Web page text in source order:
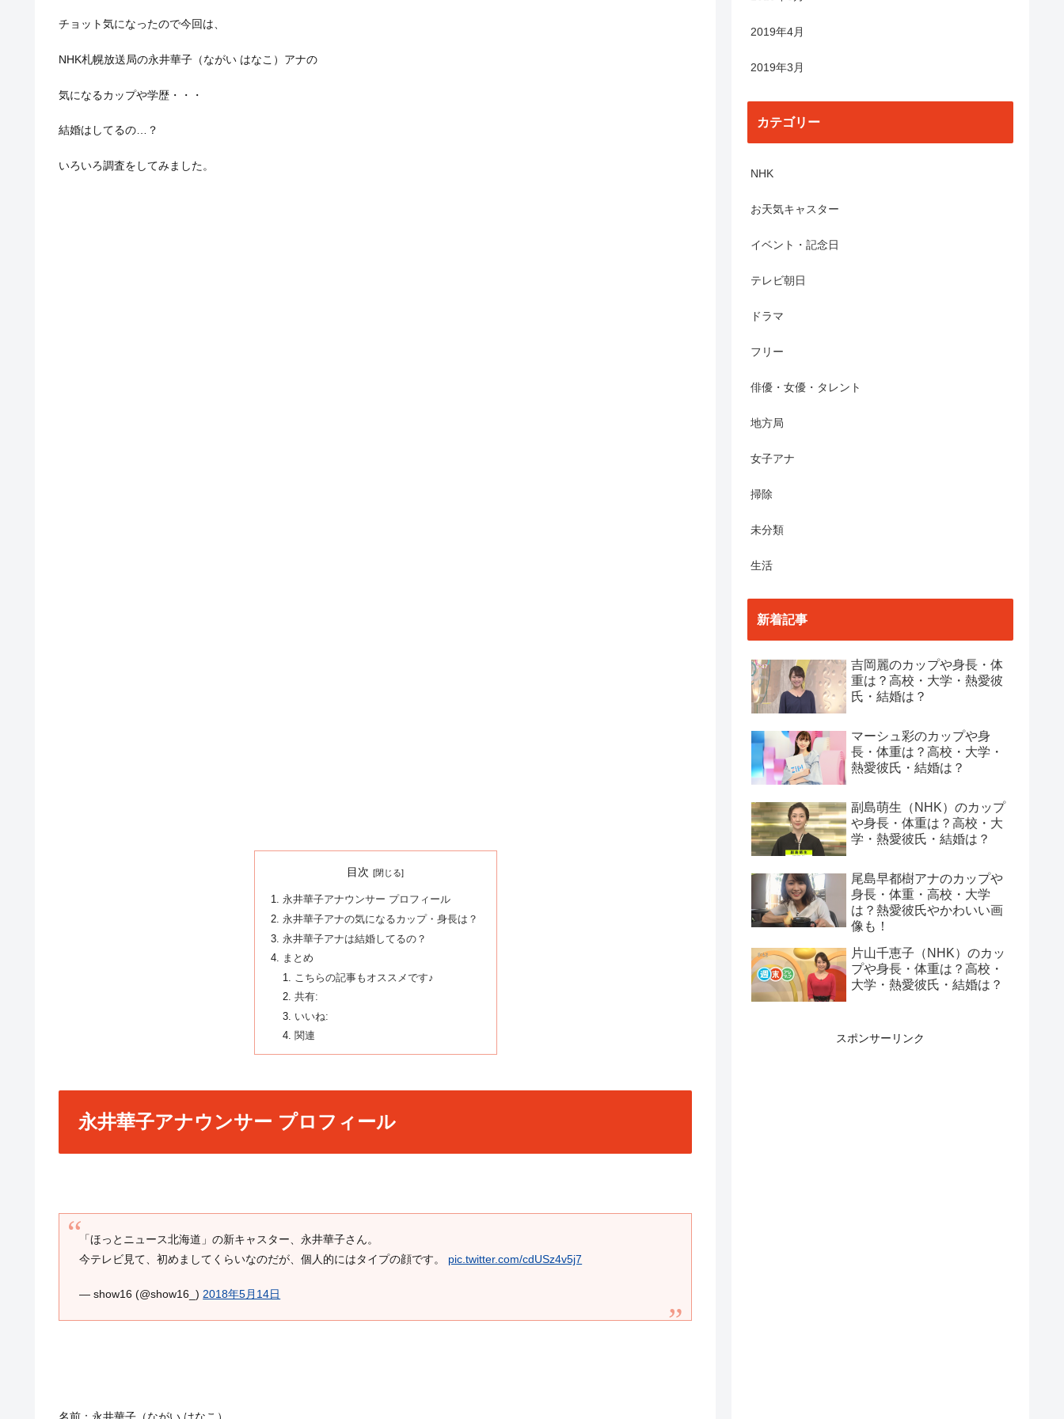
チョット気になったので今回は、
NHK札幌放送局の永井華子（ながい はなこ）アナの
気になるカップや学歴・・・
結婚はしてるの…？
いろいろ調査をしてみました。
目次
永井華子アナウンサー プロフィール
永井華子アナの気になるカップ・身長は？
永井華子アナは結婚してるの？
まとめ
こちらの記事もオススメです♪
共有:
いいね:
関連
永井華子アナウンサー プロフィール
「ほっとニュース北海道」の新キャスター、永井華子さん。
今テレビ見て、初めましてくらいなのだが、個人的にはタイプの顔です。 pic.twitter.com/cdUSz4v5j7
— show16 (@show16_)2018年5月14日
名前：永井華子（ながい はなこ）
2019年4月
2019年3月
カテゴリー
NHK
お天気キャスター
イベント・記念日
テレビ朝日
ドラマ
フリー
俳優・女優・タレント
地方局
女子アナ
掃除
未分類
生活
新着記事
吉岡麗のカップや身長・体
重は？高校・大学・熱愛彼
氏・結婚は？
マーシュ彩のカップや身
長・体重は？高校・大学・
熱愛彼氏・結婚は？
副島萌生（NHK）のカップ
や身長・体重は？高校・大
学・熱愛彼氏・結婚は？
尾島早都樹アナのカップや
身長・体重・高校・大学
は？熱愛彼氏やかわいい画
像も！
片山千恵子（NHK）のカッ
プや身長・体重は？高校・
大学・熱愛彼氏・結婚は？
スポンサーリンク